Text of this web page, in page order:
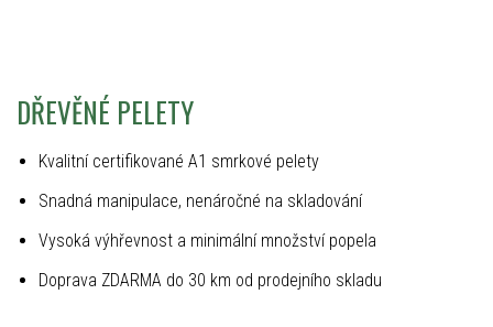
DŘEVĚNÉ PELETY
Kvalitní certifikované A1 smrkové pelety
Snadná manipulace, nenáročné na skladování
Vysoká výhřevnost a minimální množství popela
Doprava ZDARMA do 30 km od prodejního skladu